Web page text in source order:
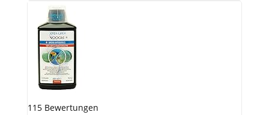
115 Bewertungen